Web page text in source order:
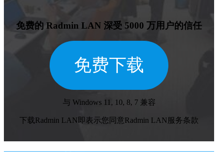
免费的 Radmin LAN 深受 5000 万用户的信任
免费下载
与 Windows 11, 10, 8, 7 兼容
下载Radmin LAN即表示您同意Radmin LAN服务条款